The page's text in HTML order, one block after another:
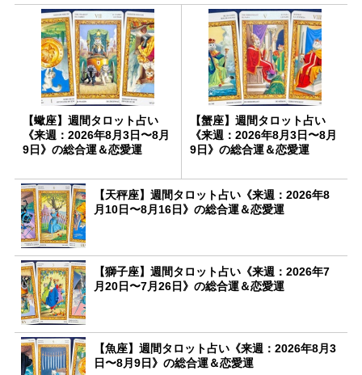
【蠍座】週間タロット占い
《来週：2026年8月3日〜8月
9日》の総合運＆恋愛運
【蟹座】週間タロット占い
《来週：2026年8月3日〜8月
9日》の総合運＆恋愛運
【天秤座】週間タロット占い《来週：2026年8
月10日〜8月16日》の総合運＆恋愛運
【獅子座】週間タロット占い《来週：2026年7
月20日〜7月26日》の総合運＆恋愛運
【魚座】週間タロット占い《来週：2026年8月3
日〜8月9日》の総合運＆恋愛運